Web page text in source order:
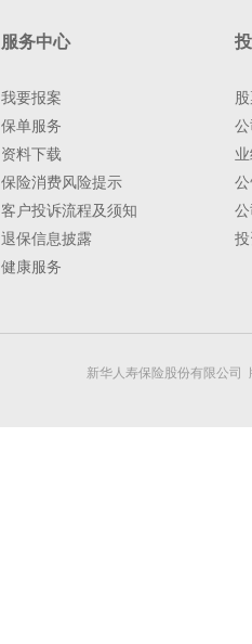
服务中心
我要报案
保单服务
资料下载
保险消费风险提示
客户投诉流程及须知
退保信息披露
健康服务
新华人寿保险股份有限公